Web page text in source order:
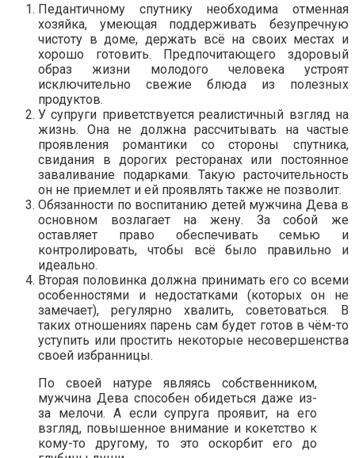
Педантичному спутнику необходима отменная
хозяйка, умеющая поддерживать безупречную
чистоту в доме, держать всё на своих местах и
хорошо готовить. Предпочитающего здоровый
образ жизни молодого человека устроят
исключительно свежие блюда из полезных
продуктов.
У супруги приветствуется реалистичный взгляд на
жизнь. Она не должна рассчитывать на частые
проявления романтики со стороны спутника,
свидания в дорогих ресторанах или постоянное
заваливание подарками. Такую расточительность
он не приемлет и ей проявлять также не позволит.
Обязанности по воспитанию детей мужчина Дева в
основном возлагает на жену. За собой же
оставляет право обеспечивать семью и
контролировать, чтобы всё было правильно и
идеально.
Вторая половинка должна принимать его со всеми
особенностями и недостатками (которых он не
замечает), регулярно хвалить, советоваться. В
таких отношениях парень сам будет готов в чём-то
уступить или простить некоторые несовершенства
своей избранницы.
По своей натуре являясь собственником,
мужчина Дева способен обидеться даже из-
за мелочи. А если супруга проявит, на его
взгляд, повышенное внимание и кокетство к
кому-то другому, то это оскорбит его до